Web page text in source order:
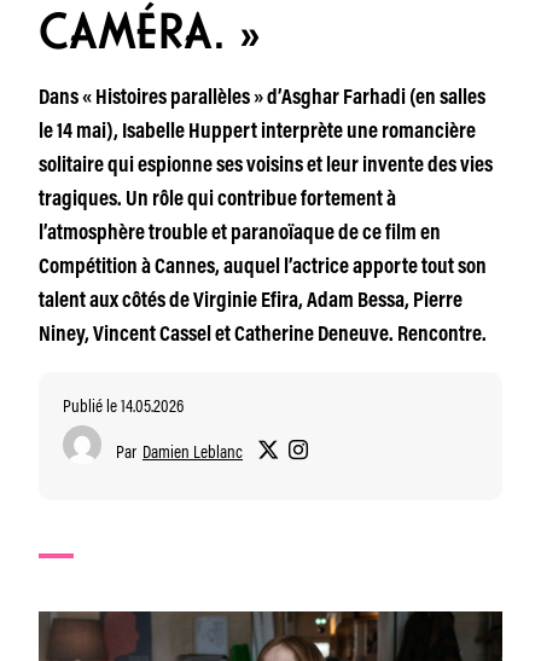
CAMÉRA. »
Dans « Histoires parallèles » d’Asghar Farhadi (en salles
le 14 mai), Isabelle Huppert interprète une romancière
solitaire qui espionne ses voisins et leur invente des vies
tragiques. Un rôle qui contribue fortement à
l’atmosphère trouble et paranoïaque de ce film en
Compétition à Cannes, auquel l’actrice apporte tout son
talent aux côtés de Virginie Efira, Adam Bessa, Pierre
Niney, Vincent Cassel et Catherine Deneuve. Rencontre.
Publié le 14.05.2026
Par Damien Leblanc